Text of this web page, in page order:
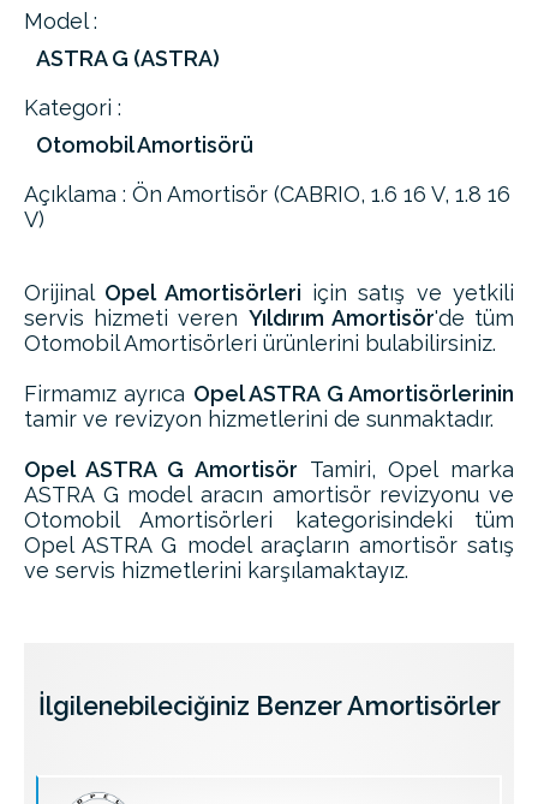
Model :
ASTRA G (ASTRA)
Kategori :
Otomobil Amortisörü
Açıklama : Ön Amortisör (CABRIO, 1.6 16 V, 1.8 16
V)
Orijinal Opel Amortisörleri için satış ve yetkili
servis hizmeti veren Yıldırım Amortisör'de tüm
Otomobil Amortisörleri ürünlerini bulabilirsiniz.
Firmamız ayrıca Opel ASTRA G Amortisörlerinin
tamir ve revizyon hizmetlerini de sunmaktadır.
Opel ASTRA G Amortisör Tamiri, Opel marka
ASTRA G model aracın amortisör revizyonu ve
Otomobil Amortisörleri kategorisindeki tüm
Opel ASTRA G model araçların amortisör satış
ve servis hizmetlerini karşılamaktayız.
İlgilenebileciğiniz Benzer Amortisörler